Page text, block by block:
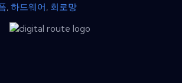
하드웨어 회로망